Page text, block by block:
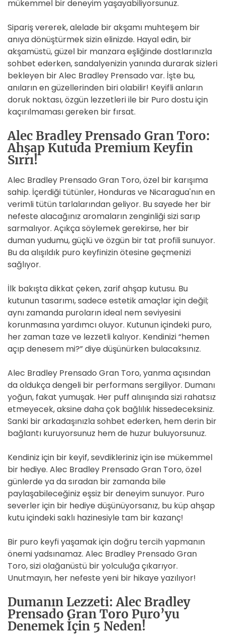
mükemmel bir deneyim yaşayabiliyorsunuz.
Sipariş vererek, alelade bir akşamı muhteşem bir
anıya dönüştürmek sizin elinizde. Hayal edin, bir
akşamüstü, güzel bir manzara eşliğinde dostlarınızla
sohbet ederken, sandalyenizin yanında durarak sizleri
bekleyen bir Alec Bradley Prensado var. İşte bu,
anıların en güzellerinden biri olabilir! Keyifli anların
doruk noktası, özgün lezzetleri ile bir Puro dostu için
kaçırılmaması gereken bir fırsat.
Alec Bradley Prensado Gran Toro:
Ahşap Kutuda Premium Keyfin
Sırrı!
Alec Bradley Prensado Gran Toro, özel bir karışıma
sahip. İçerdiği tütünler, Honduras ve Nicaragua'nın en
verimli tütün tarlalarından geliyor. Bu sayede her bir
nefeste alacağınız aromaların zenginliği sizi sarıp
sarmalıyor. Açıkça söylemek gerekirse, her bir
duman yudumu, güçlü ve özgün bir tat profili sunuyor.
Bu da alışıldık puro keyfinizin ötesine geçmenizi
sağlıyor.
İlk bakışta dikkat çeken, zarif ahşap kutusu. Bu
kutunun tasarımı, sadece estetik amaçlar için değil;
aynı zamanda puroların ideal nem seviyesini
korunmasına yardımcı oluyor. Kutunun içindeki puro,
her zaman taze ve lezzetli kalıyor. Kendinizi “hemen
açıp denesem mi?” diye düşünürken bulacaksınız.
Alec Bradley Prensado Gran Toro, yanma açısından
da oldukça dengeli bir performans sergiliyor. Dumanı
yoğun, fakat yumuşak. Her puff alınışında sizi rahatsız
etmeyecek, aksine daha çok bağlılık hissedeceksiniz.
Sanki bir arkadaşınızla sohbet ederken, hem derin bir
bağlantı kuruyorsunuz hem de huzur buluyorsunuz.
Kendiniz için bir keyif, sevdikleriniz için ise mükemmel
bir hediye. Alec Bradley Prensado Gran Toro, özel
günlerde ya da sıradan bir zamanda bile
paylaşabileceğiniz eşsiz bir deneyim sunuyor. Puro
severler için bir hediye düşünüyorsanız, bu küp ahşap
kutu içindeki saklı hazinesiyle tam bir kazanç!
Bir puro keyfi yaşamak için doğru tercih yapmanın
önemi yadsınamaz. Alec Bradley Prensado Gran
Toro, sizi olağanüstü bir yolculuğa çıkarıyor.
Unutmayın, her nefeste yeni bir hikaye yazılıyor!
Dumanın Lezzeti: Alec Bradley
Prensado Gran Toro Puro’yu
Denemek İçin 5 Neden!